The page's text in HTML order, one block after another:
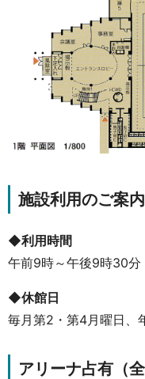
施設利用のご案内
◆利用時間
午前9時～午後9時30分
◆休館日
毎月第2・第4月曜日、
アリーナ占有（